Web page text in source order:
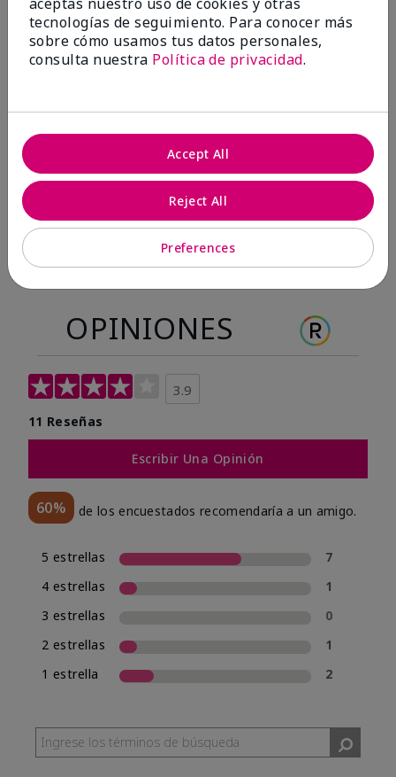
Antes & después
Antes
Después
Antes
Después
OPINIONES
3.9
11 Reseñas
Escribir Una Opinión
60% de los encuestados recomendaría a un amigo.
5 estrellas
7
4 estrellas
1
3 estrellas
0
2 estrellas
1
1 estrella
2
tecnologías de seguimiento. Para conocer más
sobre cómo usamos tus datos personales,
consulta nuestra Política de privacidad.
Preferences
Reject All
Accept All